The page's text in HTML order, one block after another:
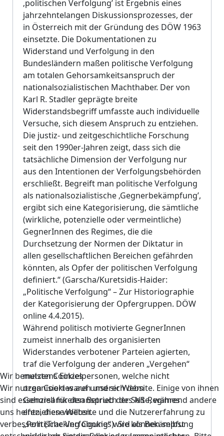
‚politischen Verfolgung’ ist Ergebnis eines
jahrzehntelangen Diskussionsprozesses, der
in Österreich mit der Gründung des DÖW 1963
einsetzte. Die Dokumentationen zu
Widerstand und Verfolgung in den
Bundesländern maßen politische Verfolgung
am totalen Gehorsamkeitsanspruch der
nationalsozialistischen Machthaber. Der von
Karl R. Stadler geprägte breite
Widerstandsbegriff umfasste auch individuelle
Versuche, sich diesem Anspruch zu entziehen.
Die justiz- und zeitgeschichtliche Forschung
seit den 1990er-Jahren zeigt, dass sich die
tatsächliche Dimension der Verfolgung nur
aus den Intentionen der Verfolgungsbehörden
erschließt. Begreift man politische Verfolgung
als nationalsozialistische ‚Gegnerbekämpfung’,
ergibt sich eine Kategorisierung, die sämtliche
(wirkliche, potenzielle oder vermeintliche)
GegnerInnen des Regimes, die die
Durchsetzung der Normen der Diktatur in
allen gesellschaftlichen Bereichen gefährden
könnten, als Opfer der politischen Verfolgung
definiert.“ (Garscha/Kuretsidis-Haider:
„Politische Verfolgung“ – Zur Historiographie
der Kategorisierung der Opfergruppen. DÖW
online 4.4.2015).
Während politisch motivierte GegnerInnen
zumeist innerhalb des organisierten
Widerstandes verbotener Parteien agierten,
traf die Verfolgung der anderen „Vergehen“
meistens Einzelpersonen, welche nicht
organisiert waren und sich dem
Gehorsamkeitsanspruch des NS-Regimes
entziehen wollten.
„Politische Verfolgung“ wird als Bekämpfung
Wir benutzen Cookies
Wir nutzen Cookies auf unserer Website. Einige von ihnen
sind essenziell für den Betrieb der Seite, während andere
uns helfen, diese Website und die Nutzererfahrung zu
verbessern (Tracking Cookies). Sie können selbst